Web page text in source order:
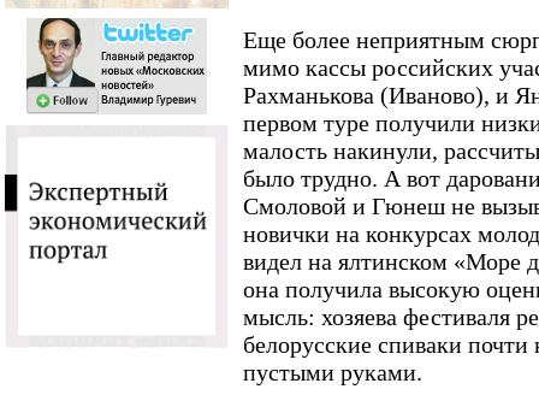
Еще более неприятным
мимо кассы российских
Рахманькова (Иваново), и
первом туре получили
малость накинули,
было трудно. А вот
Смоловой и Гюнеш не
новички на конкурсах
видел на ялтинском «Море
она получила высокую
мысль: хозяева фестиваля
белорусские спиваки почти
пустыми руками.